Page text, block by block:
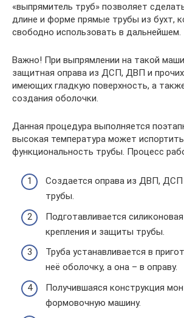
«выпрямитель труб» позволяет
длине и форме прямые трубы из бухт,
свободно использовать в дальнейшем.
Важно! При выпрямлении на такой
защитная оправа из ДСП, ДВП и
имеющих гладкую поверхность, а
создания оболочки.
Данная процедура выполняется
высокая температура может
функциональность трубы. Процесс
Создается оправа из ДВП, ДСП
трубы.
Подготавливается
крепления и защиты трубы.
Труба устанавливается в
неё оболочку, а она – в оправу.
Получившаяся конструкция
формовочную машину.